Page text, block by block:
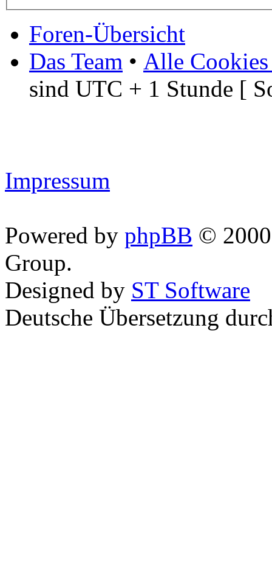
Foren-Übersicht
Das Team • Alle Cookies
sind UTC + 1 Stunde [
Impressum
Powered by phpBB ©
Group.
Designed by ST Software
Deutsche Übersetzung